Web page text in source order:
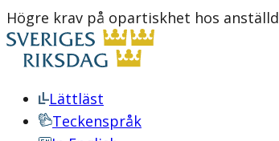
Högre krav på opartiskhet hos
Lättläst
Teckenspråk